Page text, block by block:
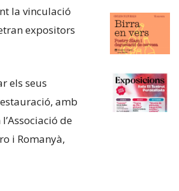
la vinculació
expositors
els seus
amb
de
i Romanyà,